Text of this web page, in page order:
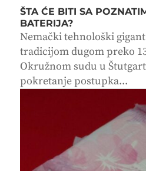
ŠTA ĆE BITI SA
BATERIJA?
Nemački tehnološki
tradicijom dugom preko
Okružnom sudu u
pokretanje postupka...